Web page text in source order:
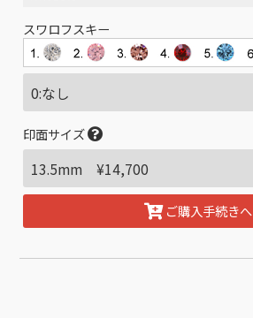
スワロフスキー
印面サイズ
ご購入手続きへ